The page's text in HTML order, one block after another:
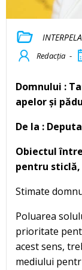
Redacția -
Domnului :
apelor și
De la :
Obiectul
pentru
Stimate
Poluarea
prioritate
acest sens,
mediului